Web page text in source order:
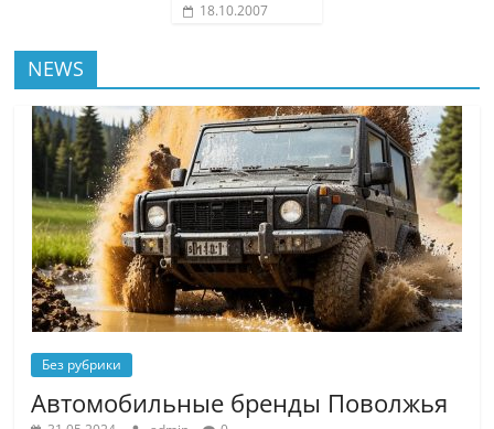
18.10.2007
NEWS
Без рубрики
Автомобильные бренды Поволжья